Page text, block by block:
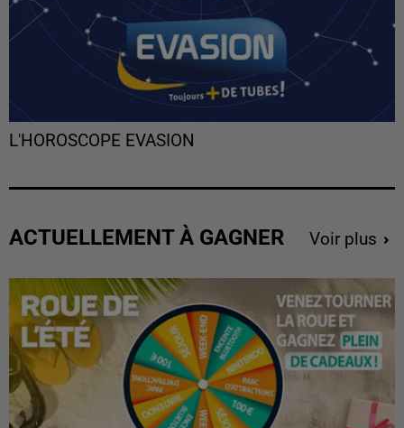
L'HOROSCOPE EVASION
ACTUELLEMENT À GAGNER Voir plus